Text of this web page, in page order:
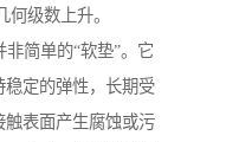
级数上升。
非简单的“软垫”。它
稳定的弹性，长期受
触表面产生腐蚀或污